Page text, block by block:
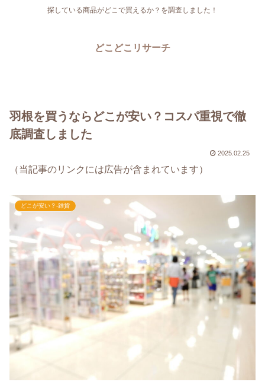
探している商品がどこで買えるか？を調査しました！
どこどこリサーチ
羽根を買うならどこが安い？コスパ重視で徹
底調査しました
2025.02.25
（当記事のリンクには広告が含まれています）
どこが安い？-雑貨